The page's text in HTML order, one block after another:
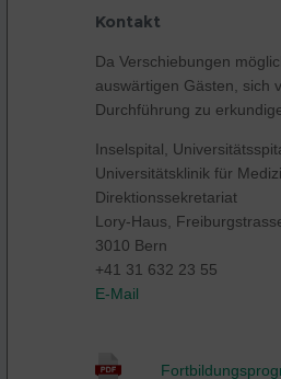
Kontakt
Da Verschiebungen
auswärtigen Gästen, sich
Durchführung zu
Inselspital,
Universitätsklinik für
Direktionssekretariat
Lory-Haus,
3010 Bern
+41 31 632 23 55
E-Mail